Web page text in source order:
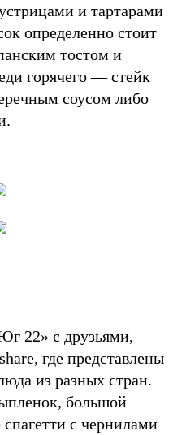
и тартарами
определенно стоит
тостом и
горячего — стейк
соусом либо
22» с друзьями,
где представлены
из разных стран.
большой
спагетти с чернилами